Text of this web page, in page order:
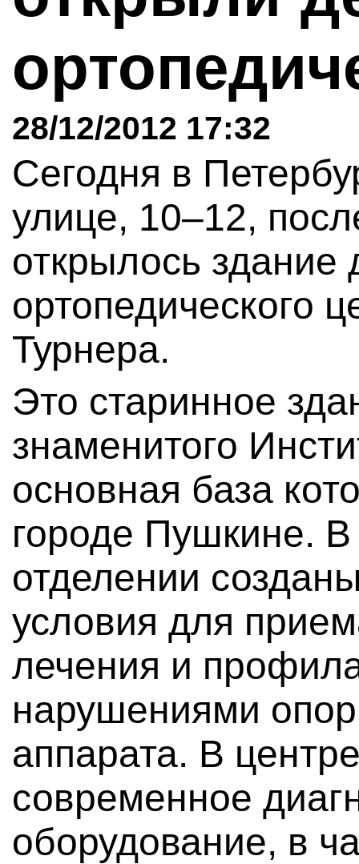
28/12/2012 17:32
Сегодня в
улице, 10–12,
открылось здание
ортопедического
Турнера.
Это старинное
знаменитого
основная база
городе Пушкине. В
отделении
условия для
лечения и
нарушениями
аппарата. В
современное
оборудование, в